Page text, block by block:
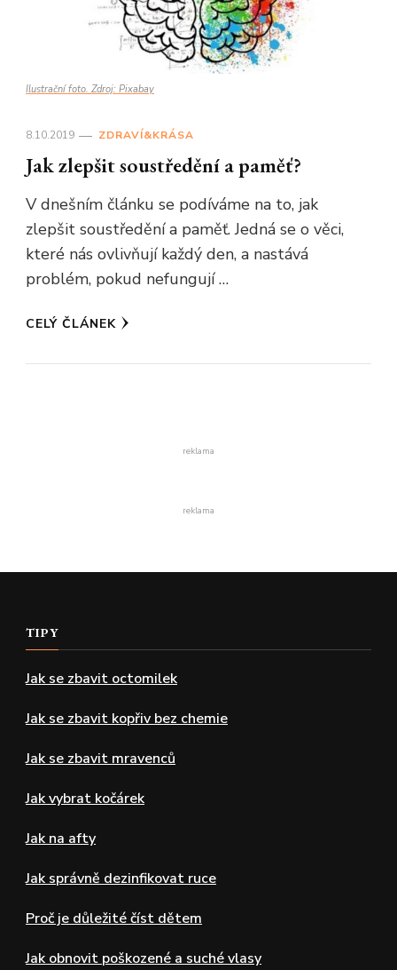
Ilustrační foto. Zdroj: Pixabay
8.10.2019 ZDRAVÍ&KRÁSA
Jak zlepšit soustředění a paměť?
V dnešním článku se podíváme na to, jak
zlepšit soustředění a paměť. Jedná se o věci,
které nás ovlivňují každý den, a nastává
problém, pokud nefungují …
CELÝ ČLÁNEK
reklama
reklama
TIPY
Jak se zbavit octomilek
Jak se zbavit kopřiv bez chemie
Jak se zbavit mravenců
Jak vybrat kočárek
Jak na afty
Jak správně dezinfikovat ruce
Proč je důležité číst dětem
Jak obnovit poškozené a suché vlasy